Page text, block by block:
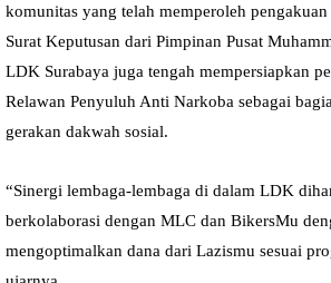
komunitas yang telah memperoleh
Surat Keputusan dari Pimpinan Pusat
LDK Surabaya juga tengah mempersiapkan
Relawan Penyuluh Anti Narkoba sebagai
gerakan dakwah sosial.
“Sinergi lembaga-lembaga di dalam LDK
berkolaborasi dengan MLC dan BikersMu
mengoptimalkan dana dari Lazismu sesuai